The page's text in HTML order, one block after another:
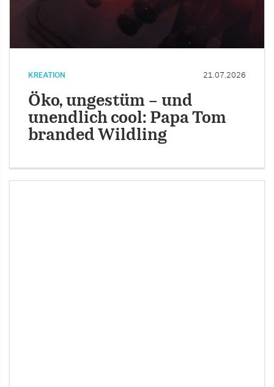
KREATION 21.07.2026
Öko, ungestüm – und
unendlich cool: Papa Tom
branded Wildling